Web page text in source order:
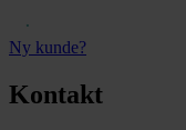
Ny kunde?
Kontakt